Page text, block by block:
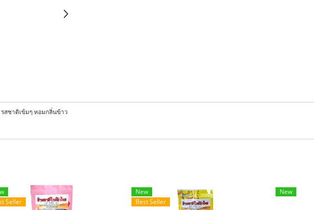
สชาติเข้มๆ หอมกลิ่นข้าว
Seller
New
Best Seller
New